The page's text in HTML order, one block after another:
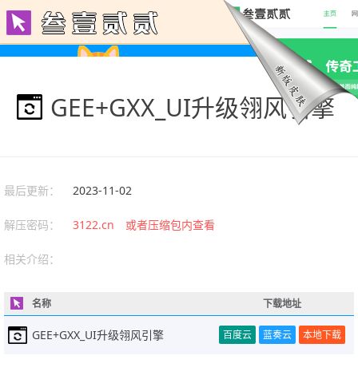
GEE+GXX_UI升级翎风引擎
最后更新： 2023-11-02
解压密码： 3122.cn 或者压缩包内查看
相关介绍：
名称 下载地址
GEE+GXX_UI升级翎风引擎 百度云 蓝奏云 本地下载